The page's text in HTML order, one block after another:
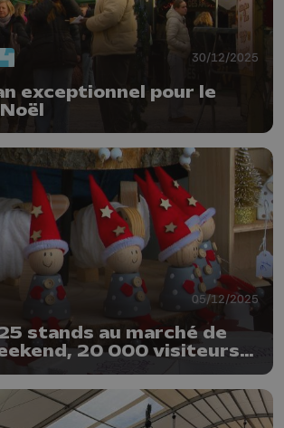
30/12/2025
exceptionnel pour le
05/12/2025
stands au marché de
20 000 visiteurs